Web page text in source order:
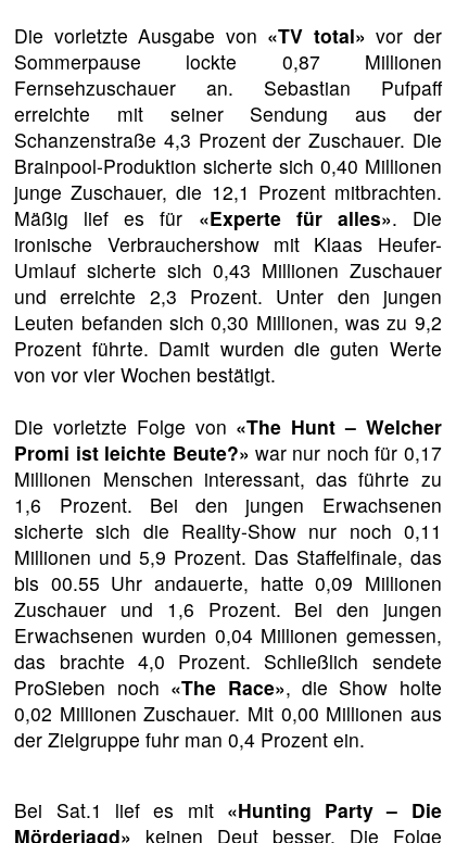
Die vorletzte Ausgabe von «TV total» vor der
Sommerpause lockte 0,87 Millionen
Fernsehzuschauer an. Sebastian Pufpaff
erreichte mit seiner Sendung aus der
Schanzenstraße 4,3 Prozent der Zuschauer. Die
Brainpool-Produktion sicherte sich 0,40 Millionen
junge Zuschauer, die 12,1 Prozent mitbrachten.
Mäßig lief es für «Experte für alles». Die
ironische Verbrauchershow mit Klaas Heufer-
Umlauf sicherte sich 0,43 Millionen Zuschauer
und erreichte 2,3 Prozent. Unter den jungen
Leuten befanden sich 0,30 Millionen, was zu 9,2
Prozent führte. Damit wurden die guten Werte
von vor vier Wochen bestätigt.
Die vorletzte Folge von «The Hunt – Welcher
Promi ist leichte Beute?» war nur noch für 0,17
Millionen Menschen interessant, das führte zu
1,6 Prozent. Bei den jungen Erwachsenen
sicherte sich die Reality-Show nur noch 0,11
Millionen und 5,9 Prozent. Das Staffelfinale, das
bis 00.55 Uhr andauerte, hatte 0,09 Millionen
Zuschauer und 1,6 Prozent. Bei den jungen
Erwachsenen wurden 0,04 Millionen gemessen,
das brachte 4,0 Prozent. Schließlich sendete
ProSieben noch «The Race», die Show holte
0,02 Millionen Zuschauer. Mit 0,00 Millionen aus
der Zielgruppe fuhr man 0,4 Prozent ein.
Bei Sat.1 lief es mit «Hunting Party – Die
Mörderjagd» keinen Deut besser. Die Folge